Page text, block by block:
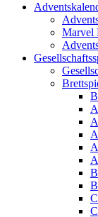
Marvel